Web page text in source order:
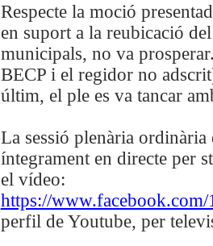
Respecte la moció
en suport a la reubicació
municipals, no va
BECP i el regidor no
últim, el ple es va tancar
La sessió plenària
íntegrament en directe per
el vídeo:
https://
perfil de Youtube, per